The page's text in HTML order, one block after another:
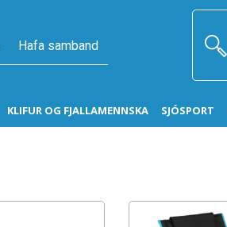
Hafa samband
KLIFUR OG FJALLAMENNSKA SJÓSPORT